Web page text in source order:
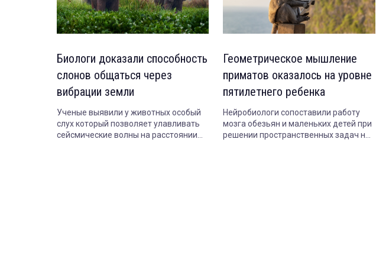
Биологи доказали способность
слонов общаться через
вибрации земли
Ученые выявили у животных особый
слух который позволяет улавливать
сейсмические волны на расстоянии
Геометрическое мышление
приматов оказалось на уровне
пятилетнего ребенка
Нейробиологи сопоставили работу
мозга обезьян и маленьких детей при
решении пространственных задач на